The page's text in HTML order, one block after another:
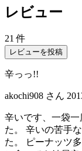
レビュー
21 件
レビューを投稿
辛っっ!!
akochi908 さん
辛いです、一袋
た。 辛いの苦手
た。 ピーナッツ